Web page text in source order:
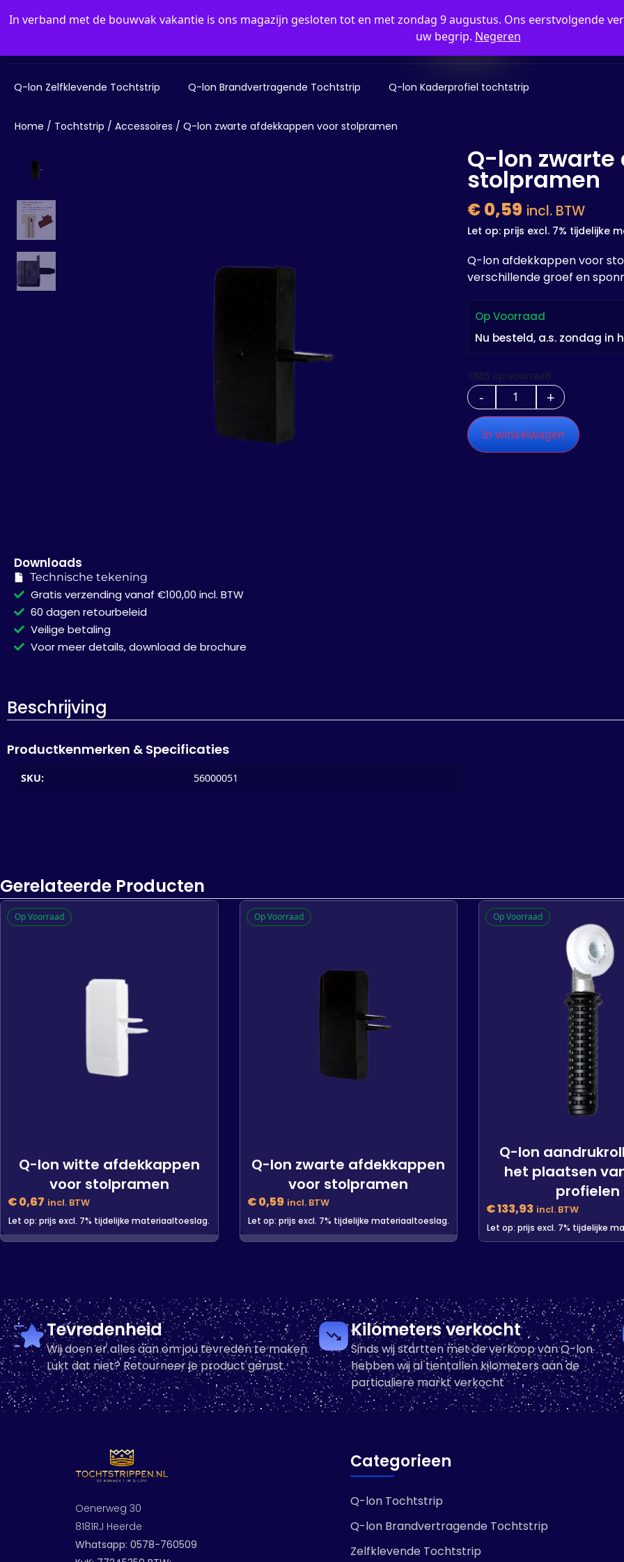
In verband met de bouwvak vakantie is ons magazijn gesloten tot en met zondag 9 augustus. Ons eerstvolgende
uw begrip. Negeren
Q-lon Zelfklevende Tochtstrip Q-lon Brandvertragende Tochtstrip Q-lon Kaderprofiel tochtstrip
Home / Tochtstrip / Accessoires / Q-lon zwarte afdekkappen voor stolpramen
Downloads
Technische tekening
Gratis verzending vanaf €100,00 incl. BTW
60 dagen retourbeleid
Veilige betaling
Voor meer details, download de brochure
Q-lon
stolpramen
€0,59 incl. BTW
Let op: prijs excl. 7% tijdelijke
Q-lon afdekkappen voor
verschillende groef en
Op Voorraad
Nu besteld, a.s. zondag in
1885 op voorraad
- +
In winkelwagen
Beschrijving
Productkenmerken & Specificaties
SKU: 56000051
Gerelateerde Producten
Op Voorraad
Q-lon witte afdekkappen
voor stolpramen
€0,67 incl. BTW
Let op: prijs excl. 7% tijdelijke materiaaltoeslag.
397 op voorraad
- +
In winkelwagen
Op Voorraad
Q-lon zwarte afdekkappen
voor stolpramen
€0,59 incl. BTW
Let op: prijs excl. 7% tijdelijke materiaaltoeslag.
1885 op voorraad
- +
In winkelwagen
Op Voorraad
Q-lon
het plaatsen
profielen
€133,93 incl. BTW
Let op: prijs excl. 7% tijdelijke
profielen
3 op voorraad
-
In winkelwagen
Tevredenheid
Wij doen er alles aan om jou tevreden te maken.
Lukt dat niet? Retourneer je product gerust.
Kilometers verkocht
Sinds wij startten met de verkoop van Q-lon
hebben wij al tientallen kilometers aan de
particuliere markt verkocht
Oenerweg 30
8181RJ Heerde
Whatsapp: 0578-760509
Categorieen
Q-lon Tochtstrip
Q-lon Brandvertragende Tochtstrip
Zelfklevende Tochtstrip